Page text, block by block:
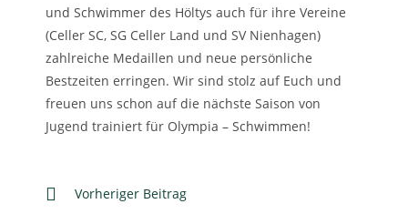
und Schwimmer des Höltys auch für ihre Vereine
(Celler SC, SG Celler Land und SV Nienhagen)
zahlreiche Medaillen und neue persönliche
Bestzeiten erringen. Wir sind stolz auf Euch und
freuen uns schon auf die nächste Saison von
Jugend trainiert für Olympia – Schwimmen!
WeitereVorheriger Beitrag